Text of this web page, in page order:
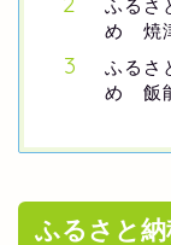
ふる
め 焼
ふる
め 飯
ふるさと